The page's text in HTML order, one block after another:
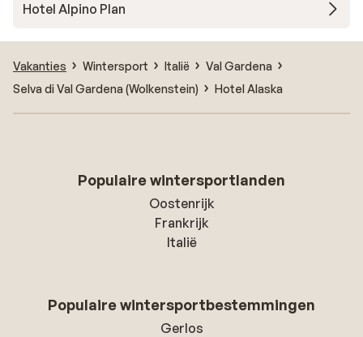
Hotel Alpino Plan
Vakanties Wintersport Italië
Val Gardena
Selva di Val Gardena (Wolkenstein)
Hotel Alaska
Populaire wintersportlanden
Oostenrijk
Frankrijk
Italië
Populaire wintersportbestemmingen
Gerlos